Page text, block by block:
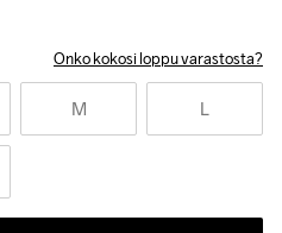
Onko kokosi loppu varastosta?
M L